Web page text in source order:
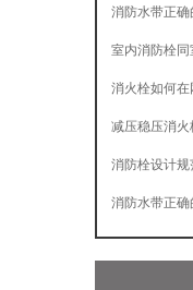
车
消防水带正
室内消防栓
消火栓如何在
减压稳压消火
消防栓设计规
消防水带正确